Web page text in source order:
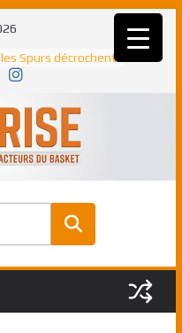
Spurs décrochent
la rude bataille
Bucks et Giannis
le Greek
: son premier
points en NBA, le
en 2002 :
sacré Rookie de
Français élu